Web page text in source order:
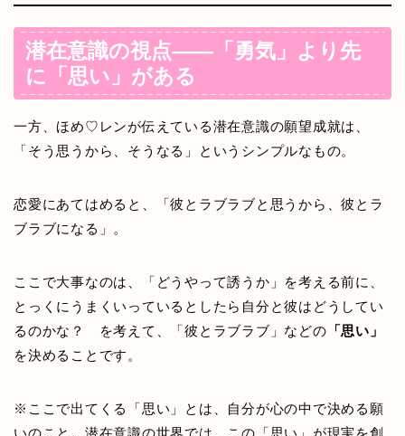
潜在意識の視点——「勇気」より先
に「思い」がある
一方、ほめ♡レンが伝えている潜在意識の願望成就は、
「そう思うから、そうなる」というシンプルなもの。
恋愛にあてはめると、「彼とラブラブと思うから、彼とラ
ブラブになる」。
ここで大事なのは、「どうやって誘うか」を考える前に、
とっくにうまくいっているとしたら自分と彼はどうしてい
るのかな？ を考えて、「彼とラブラブ」などの 「思い」
を決めることです。
※ここで出てくる「思い」とは、自分が心の中で決める願
いのこと。潜在意識の世界では、この「思い」が現実を創